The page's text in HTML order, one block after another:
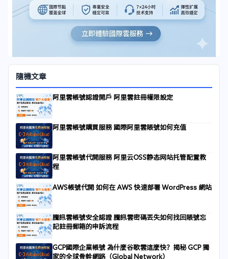
隨機文章
阿里雲帳號認證開戶 阿里雲註冊權限設定
阿里雲帳號購買服務 國際阿里雲賬號如何充值
阿里雲帳號代開服務 阿里云OSS静态网站托管配置教
程
AWS帳號代開 如何在 AWS 快速部署 WordPress 網站
騰訊雲帳號安全認證 騰訊雲密碼丟失如何找回賬號忘
記註冊郵箱的申訴流程
GCP國際企業帳號 為什麼谷歌雲這麼快？揭秘 GCP 獨
家的全球骨幹網路（Global Network）